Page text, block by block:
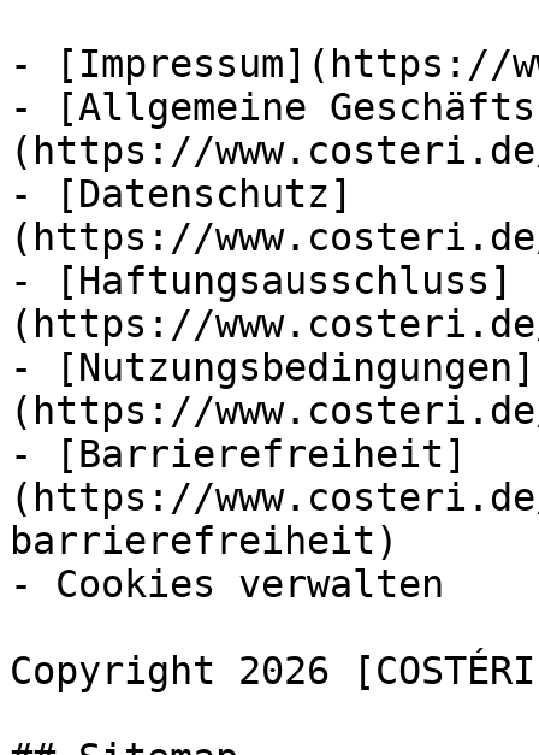
- [Impressum](https://
- [Allgemeine
(https://
- [Datenschutz]
(https://
- [Haftungsausschluss]
(https://
- [Nutzungsbedingungen]
(https://
- [Barrierefreiheit]
(https://
barrierefreiheit)
- Cookies verwalten
Copyright 2026